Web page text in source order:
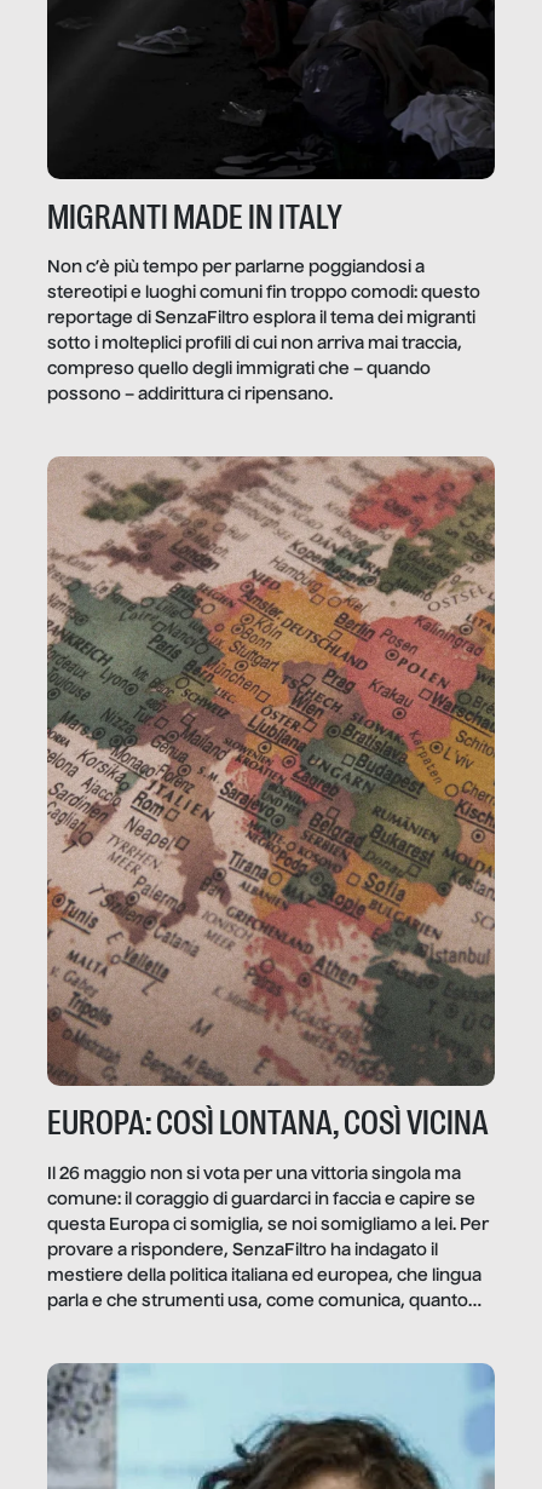
MIGRANTI MADE IN ITALY
Non c’è più tempo per parlarne poggiandosi a
stereotipi e luoghi comuni fin troppo comodi: questo
reportage di SenzaFiltro esplora il tema dei migranti
sotto i molteplici profili di cui non arriva mai traccia,
compreso quello degli immigrati che – quando
possono – addirittura ci ripensano.
EUROPA: COSÌ LONTANA, COSÌ VICINA
Il 26 maggio non si vota per una vittoria singola ma
comune: il coraggio di guardarci in faccia e capire se
questa Europa ci somiglia, se noi somigliamo a lei. Per
provare a rispondere, SenzaFiltro ha indagato il
mestiere della politica italiana ed europea, che lingua
parla e che strumenti usa, come comunica, quanto